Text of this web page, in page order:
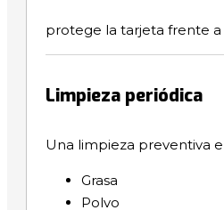
protege la tarjeta frente a
Limpieza periódica
Una limpieza preventiva
Grasa
Polvo